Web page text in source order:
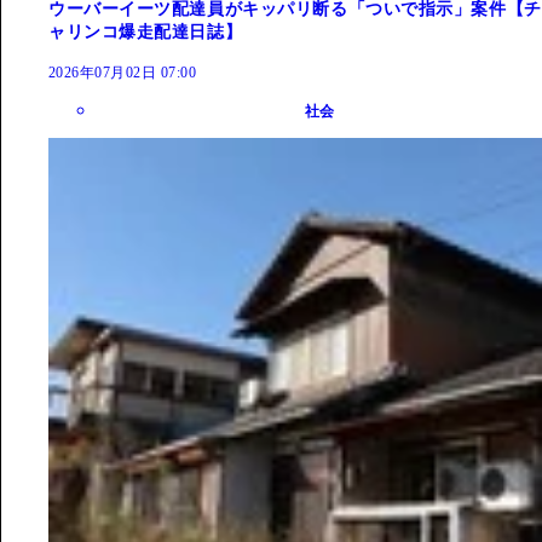
ウーバーイーツ配達員がキッパリ断る「ついで指示」案件【チ
ャリンコ爆走配達日誌】
2026年07月02日 07:00
社会